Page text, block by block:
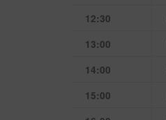
12:30
13:00
14:00
15:00